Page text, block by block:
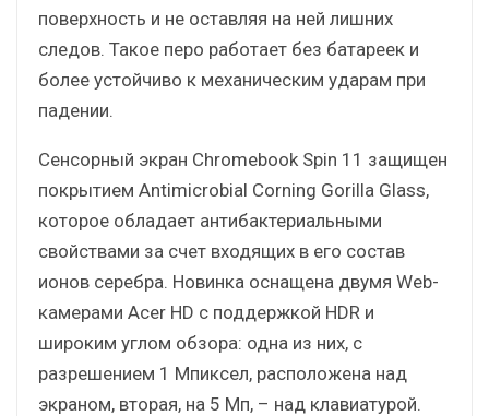
поверхность и не оставляя на ней лишних
следов. Такое перо работает без батареек и
более устойчиво к механическим ударам при
падении.
Сенсорный экран Chromebook Spin 11 защищен
покрытием Antimicrobial Corning Gorilla Glass,
которое обладает антибактериальными
свойствами за счет входящих в его состав
ионов серебра. Новинка оснащена двумя Web-
камерами Acer HD с поддержкой HDR и
широким углом обзора: одна из них, с
разрешением 1 Мпиксел, расположена над
экраном, вторая, на 5 Мп, – над клавиатурой.